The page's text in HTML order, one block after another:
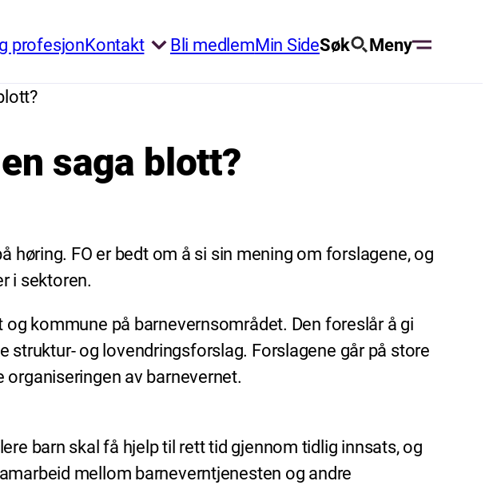
profesjonKontakt Bli medlemMin SideSøk Meny
saga blott?
høring. FO er bedt om å si sin mening om forslagene, og
i sektoren.
kommune på barnevernsområdet. Den foreslår å gi
og lovendringsforslag. Forslagene går på store
av barnevernet.
barn skal få hjelp til rett tid gjennom tidlig innsats, og
mellom barneverntjenesten og andre